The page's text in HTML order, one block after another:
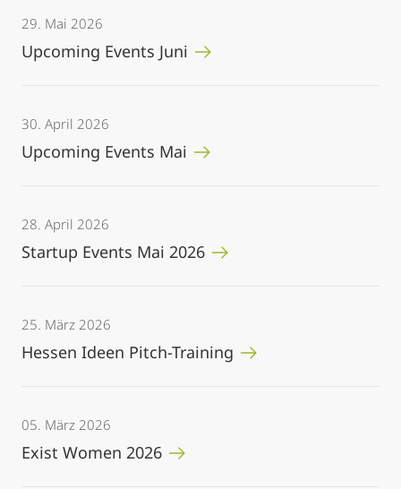
29. Mai 2026
Upcoming Events Juni
30. April 2026
Upcoming Events Mai
28. April 2026
Startup Events Mai 2026
25. März 2026
Hessen Ideen Pitch-Training
05. März 2026
Exist Women 2026